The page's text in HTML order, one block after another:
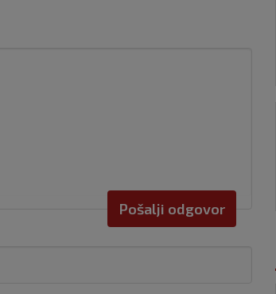
Pošalji odgovor